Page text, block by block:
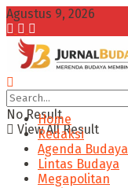
Agustus 9, 2026
No Result
View All Result
Home
Redaksi
Agenda Budaya
Lintas Budaya
Megapolitan